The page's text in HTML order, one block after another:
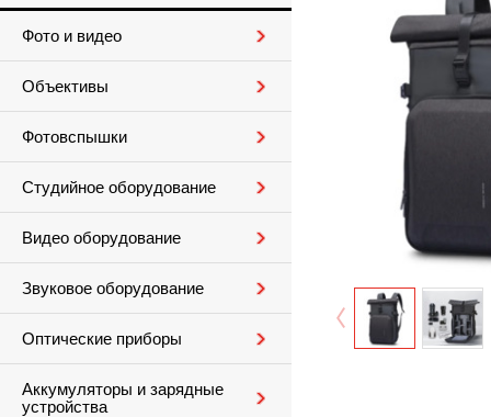
Фото и видео
Объективы
Фотовспышки
Студийное оборудование
Видео оборудование
Звуковое оборудование
Оптические приборы
Аккумуляторы и зарядные
устройства